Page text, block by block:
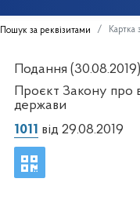
Пошук за реквізитами Картка
Подання
Проєкт Закону про
держави
1011 від 29.08.2019